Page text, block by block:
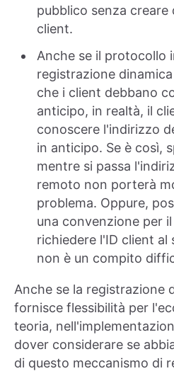
pubblico senza creare
client.
Anche se il protocollo
registrazione
che i client debbano
anticipo, in realtà, il
conoscere l'indirizzo
in anticipo. Se è così,
mentre si passa
remoto non porterà
problema. Oppure,
una convenzione per
richiedere l'ID client al
non è un compito
Anche se la registrazione
fornisce flessibilità per
teoria,
dover considerare se
di questo meccanismo di